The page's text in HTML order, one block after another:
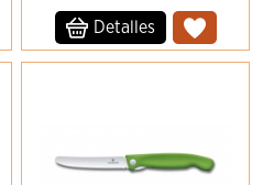
Detalles